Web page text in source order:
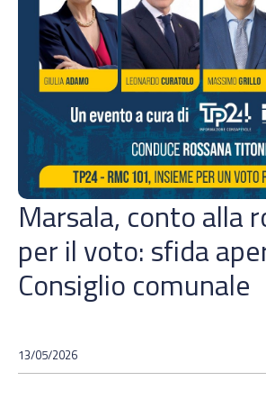
Marsala, conto alla
per il voto: sfida
Consiglio comunale
13/05/2026